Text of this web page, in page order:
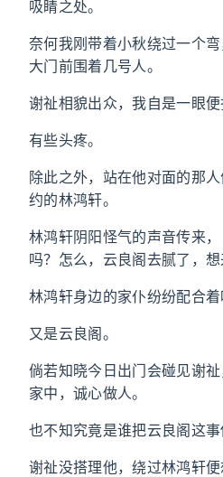
吸睛之处。
奈何我刚带着小秋绕过一个
大门前围着几号人。
谢祉相貌出众，我自是一眼便
有些头疼。
除此之外，站在他对面的那
约的林鸿轩。
林鸿轩阴阳怪气的声音传来
吗？怎么，云良阁去腻了，想
林鸿轩身边的家仆纷纷配合着
又是云良阁。
倘若知晓今日出门会碰见谢
家中，诚心做人。
也不知究竟是谁把云良阁这事
谢祉没搭理他，绕过林鸿轩